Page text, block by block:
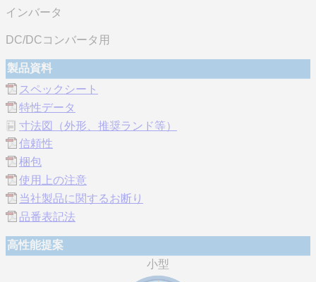
インバータ
DC/DCコンバータ用
製品資料
スペックシート
特性データ
寸法図（外形、推奨ランド等）
信頼性
梱包
使用上の注意
当社製品に関するお断り
品番表記法
高性能提案
小型